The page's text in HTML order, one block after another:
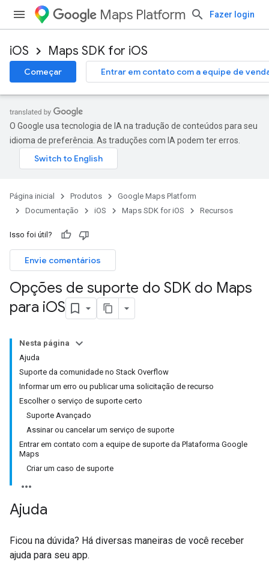
Maps Platform Fazer login
iOS Maps SDK for iOS
Começar Entrar em contato com a equipe de
O Google usa tecnologia de IA na tradução de conteúdos para seu
idioma de preferência. As traduções com IA podem ter erros.
Página inicial Produtos
Google Maps Platform
Documentação
iOS Maps SDK for iOS Recursos
Isso foi útil?
Envie comentários
Opções de suporte do SDK do Maps
para iOS
Nesta página
Ajuda
Suporte da comunidade no Stack Overflow
Informar um erro ou publicar uma solicitação de recurso
Escolher o serviço de suporte certo
Suporte Avançado
Assinar ou cancelar um serviço de suporte
Entrar em contato com a equipe de suporte da Plataforma Google
Maps
Criar um caso de suporte
Ajuda
Ficou na dúvida? Há diversas maneiras de você receber
ajuda para seu app.